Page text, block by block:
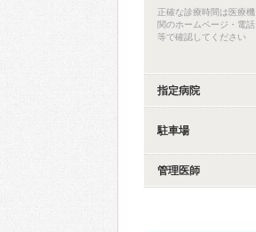
正確な診療時間は医療機
関のホームページ・電話
等で確認してください
指定病院
駐車場
管理医師